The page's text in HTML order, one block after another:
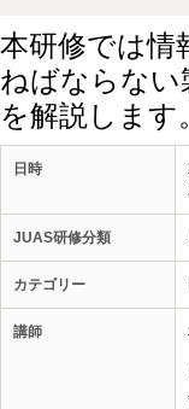
本研修では情
ねばならない
を解説します
日時
JUAS研修分類
カテゴリー
講師